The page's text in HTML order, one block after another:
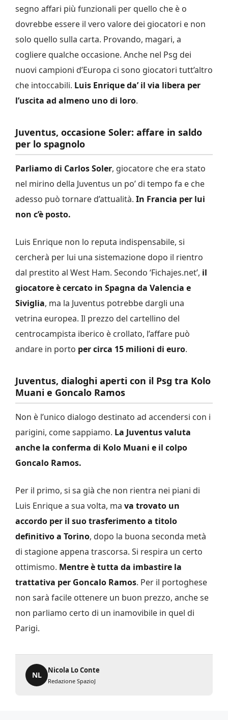
segno affari più funzionali per quello che è o
dovrebbe essere il vero valore dei giocatori e non
solo quello sulla carta. Provando, magari, a
cogliere qualche occasione. Anche nel Psg dei
nuovi campioni d’Europa ci sono giocatori tutt’altro
che intoccabili. Luis Enrique da’ il via libera per
l’uscita ad almeno uno di loro.
Juventus, occasione Soler: affare in saldo
per lo spagnolo
Parliamo di Carlos Soler, giocatore che era stato
nel mirino della Juventus un po’ di tempo fa e che
adesso può tornare d’attualità. In Francia per lui
non c’è posto.
Luis Enrique non lo reputa indispensabile, si
cercherà per lui una sistemazione dopo il rientro
dal prestito al West Ham. Secondo ‘Fichajes.net’, il
giocatore è cercato in Spagna da Valencia e
Siviglia, ma la Juventus potrebbe dargli una
vetrina europea. Il prezzo del cartellino del
centrocampista iberico è crollato, l’affare può
andare in porto per circa 15 milioni di euro.
Juventus, dialoghi aperti con il Psg tra Kolo
Muani e Goncalo Ramos
Non è l’unico dialogo destinato ad accendersi con i
parigini, come sappiamo. La Juventus valuta
anche la conferma di Kolo Muani e il colpo
Goncalo Ramos.
Per il primo, si sa già che non rientra nei piani di
Luis Enrique a sua volta, ma va trovato un
accordo per il suo trasferimento a titolo
definitivo a Torino, dopo la buona seconda metà
di stagione appena trascorsa. Si respira un certo
ottimismo. Mentre è tutta da imbastire la
trattativa per Goncalo Ramos. Per il portoghese
non sarà facile ottenere un buon prezzo, anche se
non parliamo certo di un inamovibile in quel di
Parigi.
NL
Nicola Lo Conte
Redazione SpazioJ